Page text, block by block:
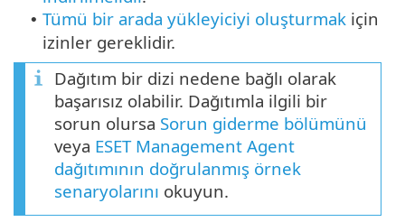
• Tümü bir arada yükleyiciyi oluşturmak için
izinler gereklidir.
Dağıtım bir dizi nedene bağlı olarak
başarısız olabilir. Dağıtımla ilgili bir
sorun olursa Sorun giderme bölümünü
veya ESET Management Agent
dağıtımının doğrulanmış örnek
senaryolarını okuyun.